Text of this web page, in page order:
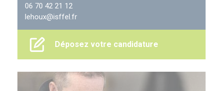
06 70 42 21 12
lehoux@isffel.fr
Déposez votre candidature